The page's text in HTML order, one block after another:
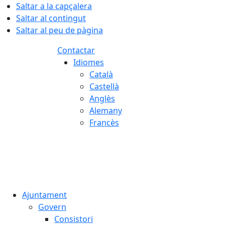
Saltar a la capçalera
Saltar al contingut
Saltar al peu de pàgina
Contactar
Idiomes
Català
Castellà
Anglès
Alemany
Francès
Ajuntament
Govern
Consistori